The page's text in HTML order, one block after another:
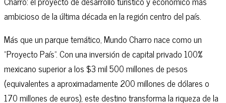
ambicioso de la última década en la región centro del país.
Más que un parque temático, Mundo Charro nace como un
"Proyecto País". Con una inversión de capital privado 100%
mexicano superior a los $3 mil 500 millones de pesos
(equivalentes a aproximadamente 200 millones de dólares o
170 millones de euros), este destino transforma la riqueza de la